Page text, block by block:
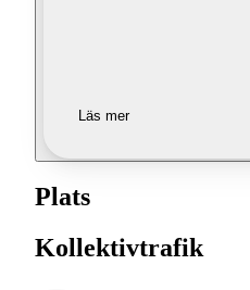
Läs mer
Plats
Kollektivtrafik